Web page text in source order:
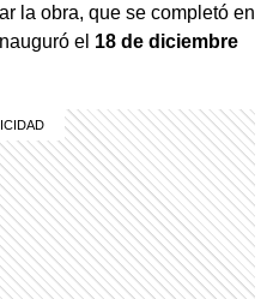
la obra, que se completó en
el 18 de diciembre